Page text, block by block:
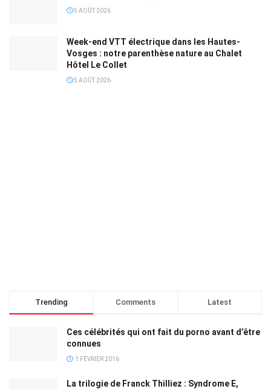
5 AOÛT 2026
Week-end VTT électrique dans les Hautes-
Vosges : notre parenthèse nature au Chalet
Hôtel Le Collet
5 AOÛT 2026
Trending Comments Latest
Ces célébrités qui ont fait du porno avant d’être
connues
1 FÉVRIER 2016
La trilogie de Franck Thilliez : Syndrome E,